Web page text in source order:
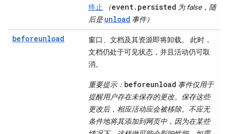
终止
（event.persisted 为 false，随
后是 unload 事件）
beforeunload
窗口、文档及其资源即将卸载。 此时，
文档仍处于可见状态，并且活动仍可取
消。
重要提示： beforeunload 事件仅用于
提醒用户存在未保存的更改。保存这些
更改后，相应活动应会被移除。不应无
条件地将其添加到网页中，因为在某些